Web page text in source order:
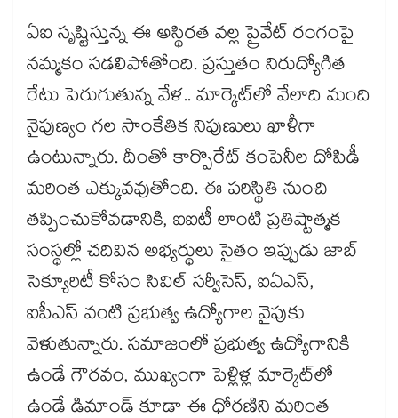
ఏఐ సృష్టిస్తున్న ఈ అస్థిరత వల్ల ప్రైవేట్ రంగంపై
నమ్మకం సడలిపోతోంది. ప్రస్తుతం నిరుద్యోగిత
రేటు పెరుగుతున్న వేళ.. మార్కెట్‌లో వేలాది మంది
నైపుణ్యం గల సాంకేతిక నిపుణులు ఖాళీగా
ఉంటున్నారు. దీంతో కార్పొరేట్ కంపెనీల దోపిడీ
మరింత ఎక్కువవుతోంది. ఈ పరిస్థితి నుంచి
తప్పించుకోవడానికి, ఐఐటీ లాంటి ప్రతిష్టాత్మక
సంస్థల్లో చదివిన అభ్యర్థులు సైతం ఇప్పుడు జాబ్
సెక్యూరిటీ కోసం సివిల్ సర్వీసెస్, ఐఏఎస్,
ఐపీఎస్ వంటి ప్రభుత్వ ఉద్యోగాల వైపుకు
వెళుతున్నారు. సమాజంలో ప్రభుత్వ ఉద్యోగానికి
ఉండే గౌరవం, ముఖ్యంగా పెళ్లిళ్ల మార్కెట్‌లో
ఉండే డిమాండ్ కూడా ఈ ధోరణిని మరింత